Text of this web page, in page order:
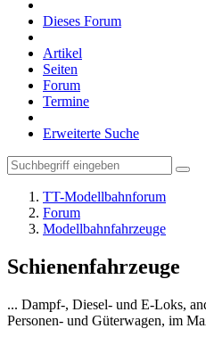
Dieses Forum
Artikel
Seiten
Forum
Termine
Erweiterte Suche
TT-Modellbahnforum
Forum
Modellbahnfahrzeuge
Schienenfahrzeuge
... Dampf-, Diesel- und E-Loks,
Personen- und Güterwagen, im